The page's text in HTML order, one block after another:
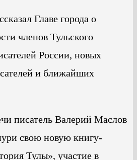
Главе города о
членов Тульского
России, новых
и ближайших
писатель Валерий Маслов
свою новую книгу-
Тулы», участие в